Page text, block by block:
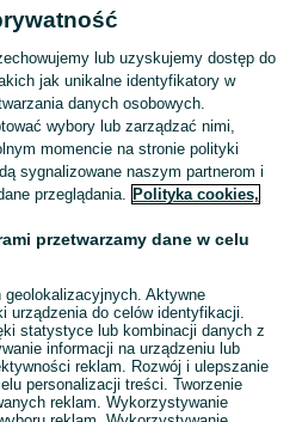
Sprzedaż słuchawek bezprzewodowych Mikołów ▶️ Szeroki wybór ✅ Nowe i używane w najlepszych cenach ✌ Porównaj oferty i wybierz najlepszą na OLX.pl! Zobacz
lub uzyskujemy dostęp do
jak unikalne identyfikatory w
danych osobowych.
wybory lub zarządzać nimi,
momencie na stronie polityki
sygnalizowane naszym partnerom i
przeglądania. Polityka cookies,
przetwarzamy dane w celu
geolokalizacyjnych. Aktywne
urządzenia do celów identyfikacji.
statystyce lub kombinacji danych z
informacji na urządzeniu lub
reklam. Rozwój i ulepszanie
personalizacji treści. Tworzenie
reklam. Wykorzystywanie